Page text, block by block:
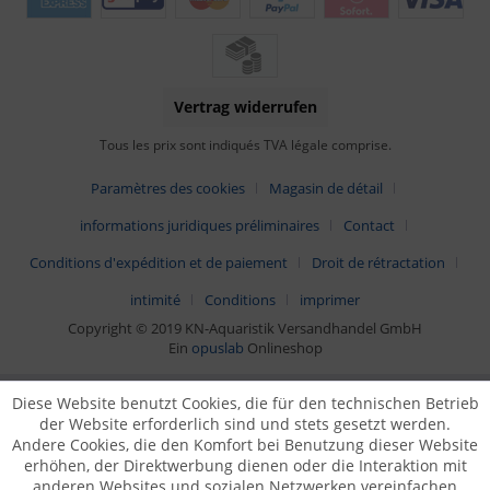
Vertrag widerrufen
Tous les prix sont indiqués TVA légale comprise.
Paramètres des cookies
Magasin de détail
informations juridiques préliminaires
Contact
Conditions d'expédition et de paiement
Droit de rétractation
intimité
Conditions
imprimer
Copyright © 2019 KN-Aquaristik Versandhandel GmbH
Ein opuslab Onlineshop
Diese Website benutzt Cookies, die für den technischen Betrieb
der Website erforderlich sind und stets gesetzt werden.
Andere Cookies, die den Komfort bei Benutzung dieser Website
erhöhen, der Direktwerbung dienen oder die Interaktion mit